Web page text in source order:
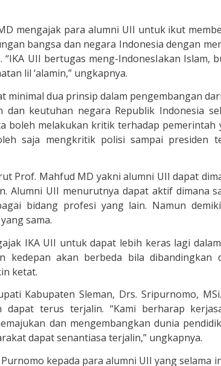
mengajak para alumni UII untuk ikut
bangsa dan negara Indonesia dengan
UII bertugas meng-IndonesIakan Islam,
lil ‘alamin,” ungkapnya.
dua prinsip dalam pengembangan
dan keutuhan negara Republik Indonesia
boleh melakukan kritik terhadap
saja mengkritik polisi sampai presiden
Prof. Mahfud MD yakni alumni UII dapat
Alumni UII menurutnya dapat aktif dimana
bidang profesi yang lain. Namun
sama.
IKA UII untuk dapat lebih keras lagi
kedepan akan berbeda bila dibandingkan
ketat.
Kabupaten Sleman, Drs. Sripurnomo,
dapat terus terjalin. “Kami berharap
dan mengembangkan dunia
dapat senantiasa terjalin,” ungkapnya.
kepada para alumni UII yang selama